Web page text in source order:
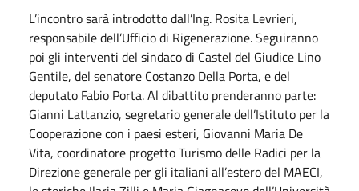
L’incontro sarà introdotto dall’Ing. Rosita Levrieri,
responsabile dell’Ufficio di Rigenerazione. Seguiranno
poi gli interventi del sindaco di Castel del Giudice Lino
Gentile, del senatore Costanzo Della Porta, e del
deputato Fabio Porta. Al dibattito prenderanno parte:
Gianni Lattanzio, segretario generale dell’Istituto per la
Cooperazione con i paesi esteri, Giovanni Maria De
Vita, coordinatore progetto Turismo delle Radici per la
Direzione generale per gli italiani all’estero del MAECI,